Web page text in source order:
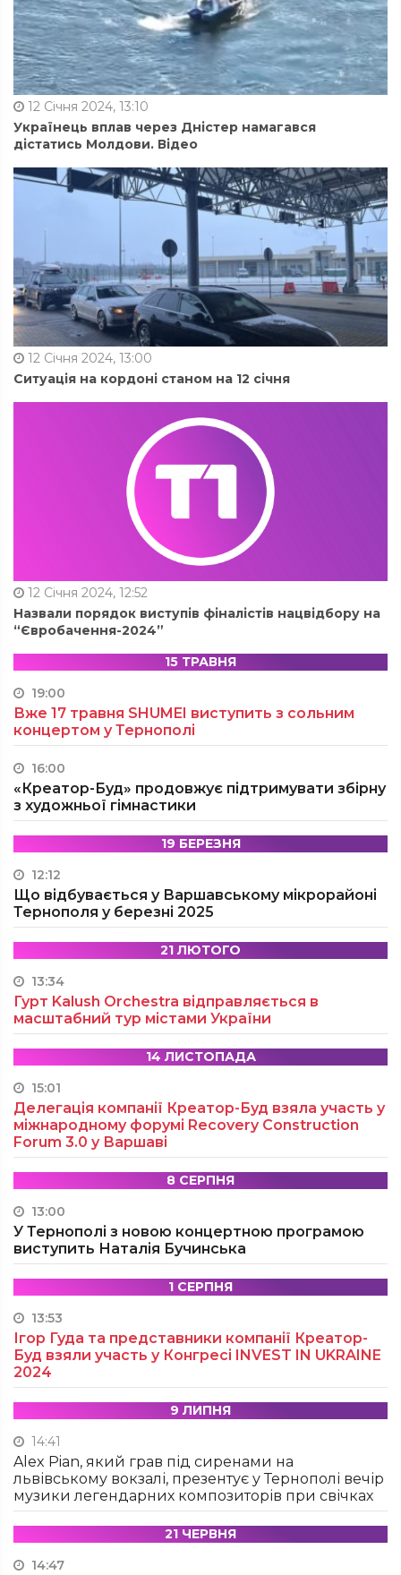
12 Січня 2024, 13:10
Українець вплав через Дністер намагався
дістатись Молдови. Відео
12 Січня 2024, 13:00
Ситуація на кордоні станом на 12 січня
12 Січня 2024, 12:52
Назвали порядок виступів фіналістів нацвідбору на
“Євробачення-2024”
15 ТРАВНЯ
19:00
Вже 17 травня SHUMEI виступить з сольним
концертом у Тернополі
16:00
«Креатор-Буд» продовжує підтримувати збірну
з художньої гімнастики
19 БЕРЕЗНЯ
12:12
Що відбувається у Варшавському мікрорайоні
Тернополя у березні 2025
21 ЛЮТОГО
13:34
Гурт Kalush Orchestra відправляється в
масштабний тур містами України
14 ЛИСТОПАДА
15:01
Делегація компанії Креатор-Буд взяла участь у
міжнародному форумі Recovery Construction
Forum 3.0 у Варшаві
8 СЕРПНЯ
13:00
У Тернополі з новою концертною програмою
виступить Наталія Бучинська
1 СЕРПНЯ
13:53
Ігор Гуда та представники компанії Креатор-
Буд взяли участь у Конгресі INVEST IN UKRAINE
2024
9 ЛИПНЯ
14:41
Alex Pian, який грав під сиренами на
львівському вокзалі, презентує у Тернополі вечір
музики легендарних композиторів при свічках
21 ЧЕРВНЯ
14:47